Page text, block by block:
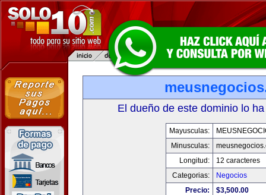
El dueño de este dominio lo
Mayusculas:
Minusculas:
Longitud:
12 caracteres
Categorias:
Negocios
Precio:
$3,500.00